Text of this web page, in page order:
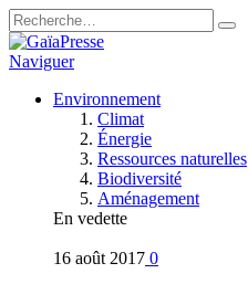
Naviguer
Environnement
Climat
Énergie
Ressources naturelles
Biodiversité
Aménagement
En vedette
16 août 2017 0